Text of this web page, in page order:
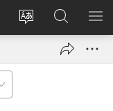
Endre
Logg
inn
vindu)
Søk
på
JW.ORG
VIS